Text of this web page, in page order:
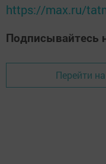
https://max.ru/
Подписывайтесь
Перейти